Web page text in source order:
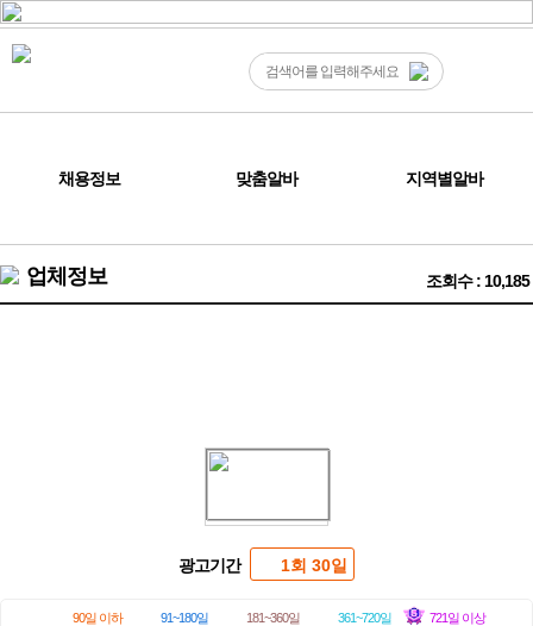
채용정보 맞춤알바 지역별알바
업체정보 조회수 : 10,185
광고기간 1회 30일
90일 이하 91~180일 181~360일 361~720일 721일 이상